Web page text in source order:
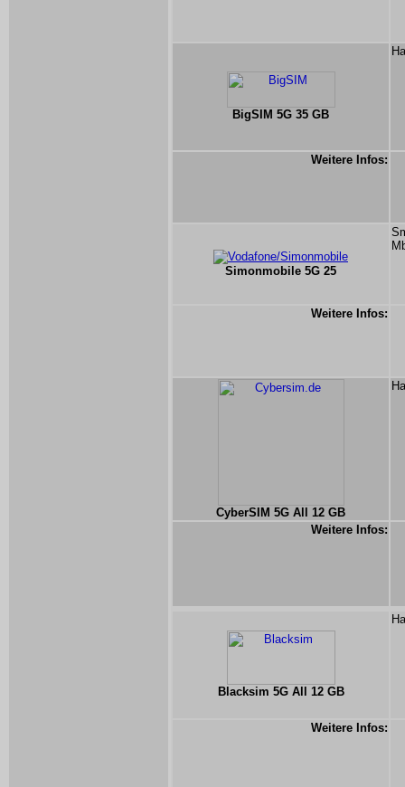
BigSIM 5G 35 GB
Weitere Infos:
Simonmobile 5G 25
Weitere Infos:
CyberSIM 5G All 12 GB
Weitere Infos:
Blacksim 5G All 12 GB
Weitere Infos: